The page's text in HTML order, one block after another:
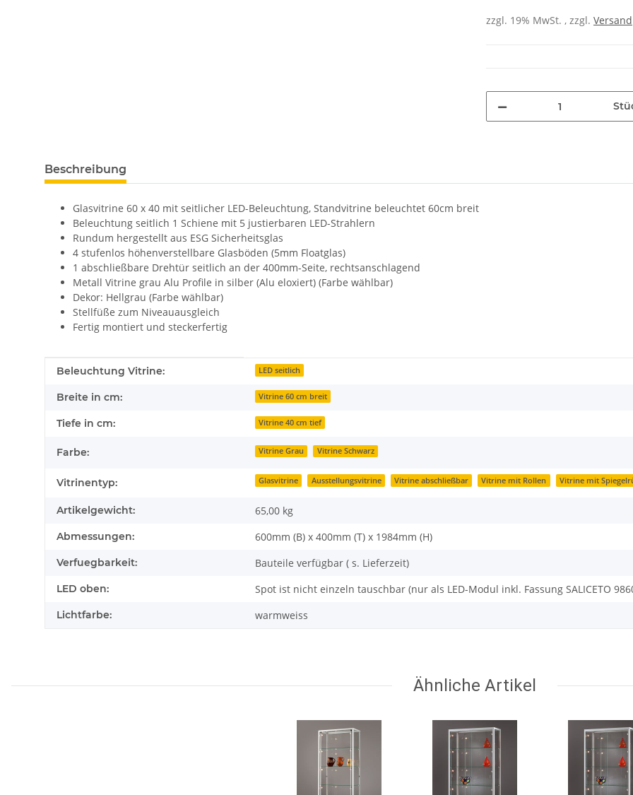
zzgl. 19% MwSt. , zzgl. Versand
Beschreibung
Glasvitrine 60 x 40 mit seitlicher LED-Beleuchtung, Standvitrine beleuchtet 60cm breit
Beleuchtung seitlich 1 Schiene mit 5 justierbaren LED-Strahlern
Rundum hergestellt aus ESG Sicherheitsglas
4 stufenlos höhenverstellbare Glasböden (5mm Floatglas)
1 abschließbare Drehtür seitlich an der 400mm-Seite, rechtsanschlagend
Metall Vitrine grau Alu Profile in silber (Alu eloxiert) (Farbe wählbar)
Dekor: Hellgrau (Farbe wählbar)
Stellfüße zum Niveauausgleich
Fertig montiert und steckerfertig
Produkteigenschaft
Wert
Beleuchtung Vitrine: LED seitlich
Breite in cm: Vitrine 60 cm breit
Tiefe in cm: Vitrine 40 cm tief
Farbe: Vitrine Grau Vitrine Schwarz
Vitrinentyp: Glasvitrine Ausstellungsvitrine Vitrine abschließbar Vitrine mit Rollen Vitrine mit
Artikelgewicht: 65,00 kg
Abmessungen: 600mm (B) x 400mm (T) x 1984mm (H)
Verfuegbarkeit: Bauteile verfügbar ( s. Lieferzeit)
LED oben: Spot ist nicht einzeln tauschbar (nur als LED-Modul inkl. Fassung SALICETO
Lichtfarbe: warmweiss
Ähnliche Artikel